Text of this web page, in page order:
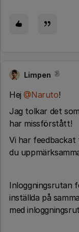
Limpen
Hej ​@Naruto!
Jag tolkar det
har missförstått!
Vi har
du
Inloggningsrutan
inställda på
med